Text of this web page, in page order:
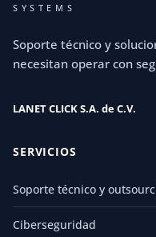
SYSTEMS
Soporte técnico y
necesitan operar con
LANET CLICK S.A. de C.V.
SERVICIOS
Soporte técnico y
Ciberseguridad